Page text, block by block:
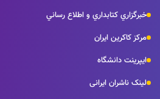
خبرگزاري كتابداري و اطلاع رساني
مرکز کاکرین ایران
ایپرینت دانشگاه
لینک ناشران ایرانی